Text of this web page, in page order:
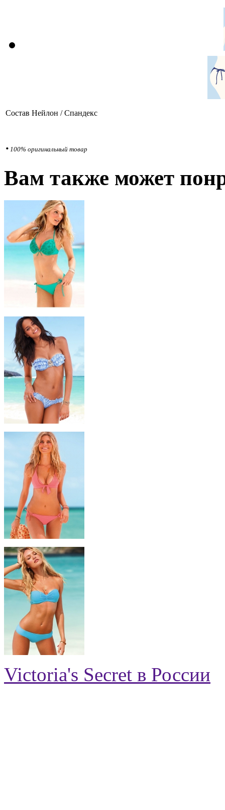
Состав Нейлон / Спандекс
• 100% оригинальный товар
Вам также может
Victoria's Secret в России